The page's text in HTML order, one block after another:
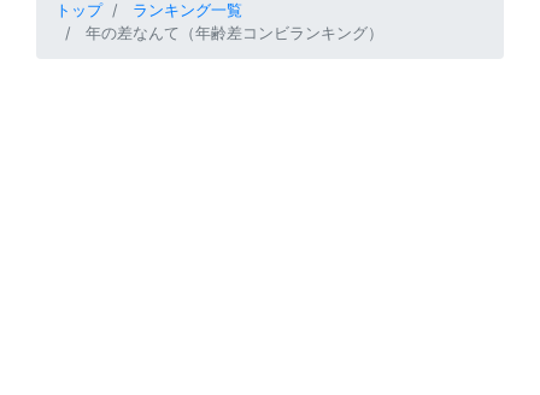
トップ
ランキング一覧
年の差なんて（年齢差コンビランキング）